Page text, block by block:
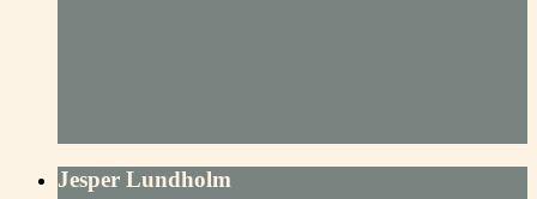
Jesper Lundholm